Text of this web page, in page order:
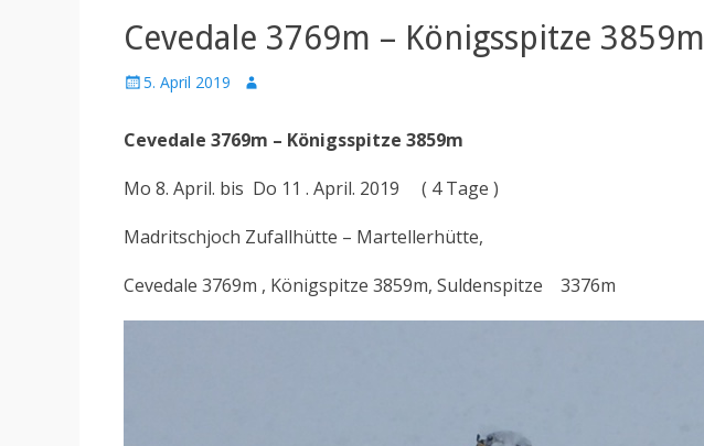
Cevedale 3769m – Königsspitze 3859m
Posted
5. April 2019 Author
Cevedale 3769m – Königsspitze 3859m
Mo 8. April. bis Do 11 . April. 2019 ( 4 Tage )
Madritschjoch Zufallhütte – Martellerhütte,
Cevedale 3769m , Königspitze 3859m, Suldenspitze 3376m